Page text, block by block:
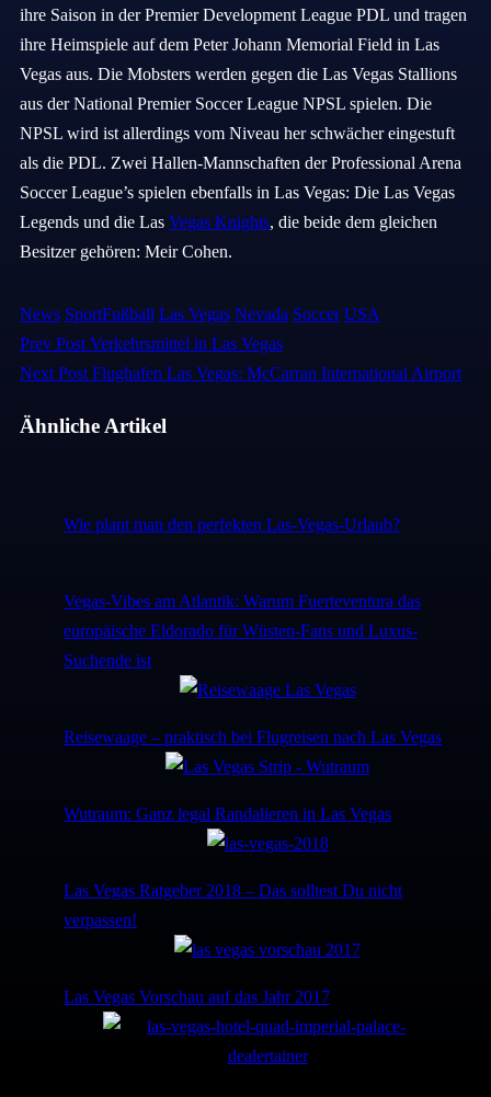
ihre Saison in der Premier Development League PDL und tragen
ihre Heimspiele auf dem Peter Johann Memorial Field in Las
Vegas aus. Die Mobsters werden gegen die Las Vegas Stallions
aus der National Premier Soccer League NPSL spielen. Die
NPSL wird ist allerdings vom Niveau her schwächer eingestuft
als die PDL. Zwei Hallen-Mannschaften der Professional Arena
Soccer League’s spielen ebenfalls in Las Vegas: Die Las Vegas
Legends und die Las Vegas Knights, die beide dem gleichen
Besitzer gehören: Meir Cohen.
Categories
News SportTags,
Fußball Las Vegas Nevada Soccer USA
Beitragsnavigation
Previous
Post
Prev Post Verkehrsmittel in Las Vegas
Next
Next Post Flughafen Las Vegas: McCarran International Airport
Ähnliche Artikel
Wie plant man den perfekten Las-Vegas-Urlaub?
Vegas-Vibes am Atlantik: Warum Fuerteventura das
europäische Eldorado für Wüsten-Fans und Luxus-
Suchende ist
Reisewaage – praktisch bei Flugreisen nach Las Vegas
Wutraum: Ganz legal Randalieren in Las Vegas
Las Vegas Ratgeber 2018 – Das solltest Du nicht
verpassen!
Las Vegas Vorschau auf das Jahr 2017